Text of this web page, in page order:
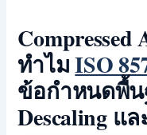
ทำไมISO
ข้อกำหนดพื้
Descaling แ